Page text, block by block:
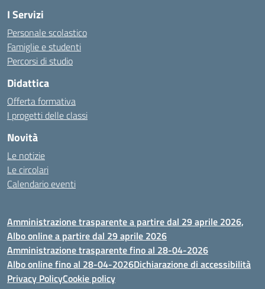
I Servizi
Personale scolastico
Famiglie e studenti
Percorsi di studio
Didattica
Offerta formativa
I progetti delle classi
Novità
Le notizie
Le circolari
Calendario eventi
Amministrazione trasparente a partire dal 29 aprile 2026,
Albo online a partire dal 29 aprile 2026
Amministrazione trasparente fino al 28-04-2026
Albo online fino al 28-04-2026Dichiarazione di accessibilità
Privacy PolicyCookie policy